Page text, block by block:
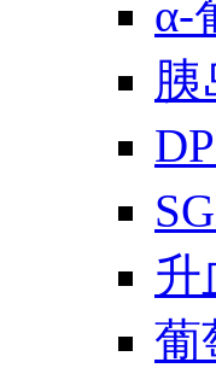
α-
胰
升
葡